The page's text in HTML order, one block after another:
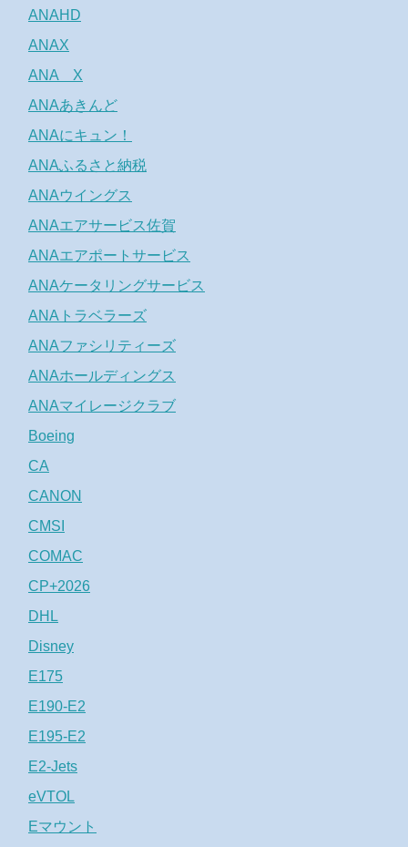
ANAHD
ANAX
ANA X
ANAあきんど
ANAにキュン！
ANAふるさと納税
ANAウイングス
ANAエアサービス佐賀
ANAエアポートサービス
ANAケータリングサービス
ANAトラベラーズ
ANAファシリティーズ
ANAホールディングス
ANAマイレージクラブ
Boeing
CA
CANON
CMSI
COMAC
CP+2026
DHL
Disney
E175
E190-E2
E195-E2
E2-Jets
eVTOL
Eマウント